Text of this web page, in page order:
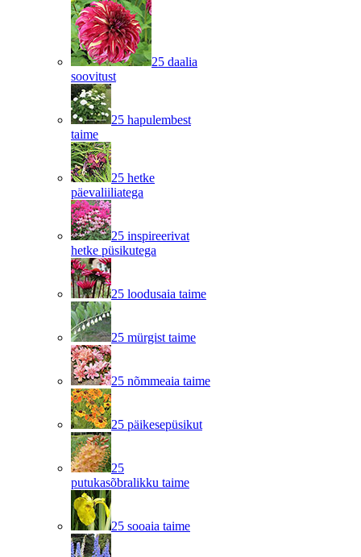
25 daalia
soovitust
25 hapulembest
taime
25 hetke
päevaliiliatega
25 inspireerivat
hetke püsikutega
25 loodusaia taime
25 mürgist taime
25 nõmmeaia taime
25 päikesepüsikut
25
putukasõbralikku taime
25 sooaia taime